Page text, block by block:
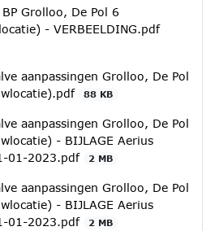
Grolloo, De Pol 6
- VERBEELDING.pdf
aanpassingen Grolloo, De Pol
88 KB
aanpassingen Grolloo, De Pol
- BIJLAGE Aerius
01-2023.pdf
2 MB
aanpassingen Grolloo, De Pol
- BIJLAGE Aerius
01-2023.pdf
2 MB